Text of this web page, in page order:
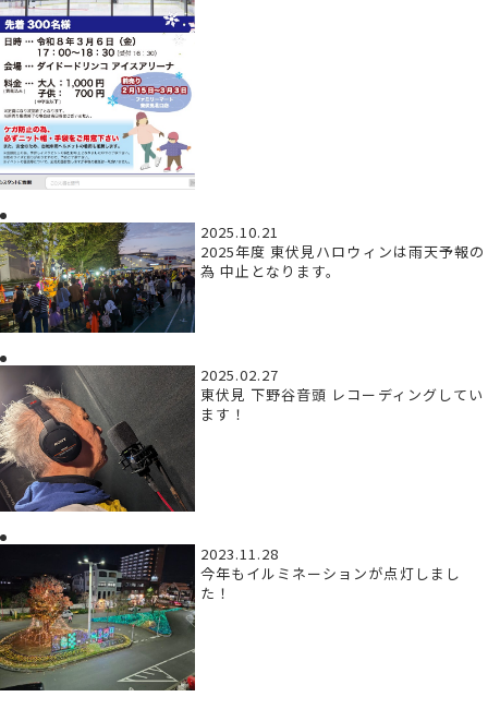
2025.10.21
2025年度 東伏見ハロウィンは雨天予報の
為 中止となります。
2025.02.27
東伏見 下野谷音頭 レコーディングしてい
ます！
2023.11.28
今年もイルミネーションが点灯しまし
た！